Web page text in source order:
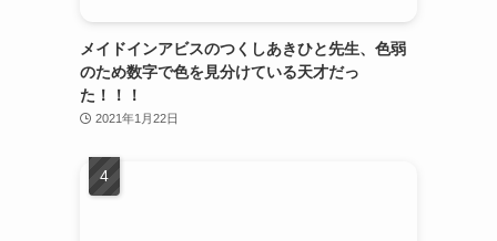
メイドインアビスのつくしあきひと先生、色弱
のため数字で色を見分けている天才だっ
た！！！
2021年1月22日